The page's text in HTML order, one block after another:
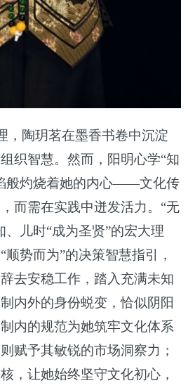
，陶玥茗在墨香书卷中沉淀
织智慧。然而，阳明心学“知
般灼烧着她的内心——文化传
而需在实践中迸发活力。“无
、儿时“成为圣贤”的宏大理
势而为”的决策智慧指引，
去安稳工作，踏入充满未知
内外的身份蜕变，恰似阴阳
内的规范为她筑牢文化体系
赋予其敏锐的市场洞察力；
，让她始终坚守文化初心，